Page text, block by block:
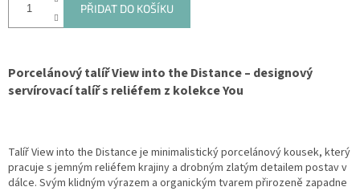
PŘIDAT DO KOŠÍKU
Porcelánový talíř View into the Distance – designový
servírovací talíř s reliéfem z kolekce You
Talíř View into the Distance je minimalistický porcelánový kousek, který
pracuje s jemným reliéfem krajiny a drobným zlatým detailem postav v
dálce. Svým klidným výrazem a organickým tvarem přirozeně zapadne